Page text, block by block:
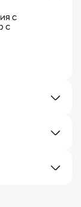
с
с